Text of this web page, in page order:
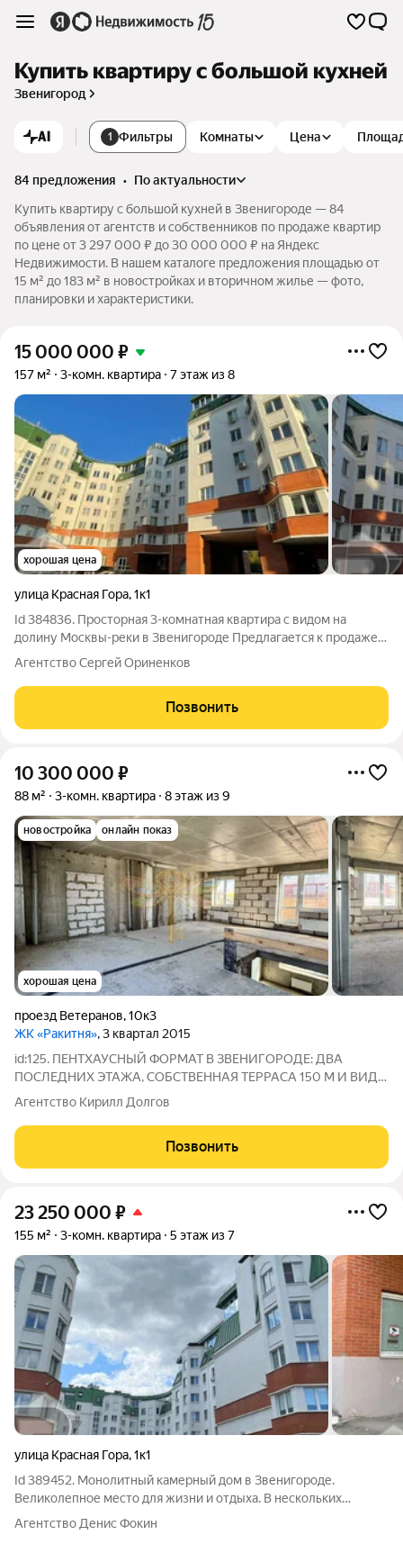
Купить квартиру с большой кухней
Звенигород
AI 1 Фильтры Комнаты Цена
84 предложения •
по актуальности
Купить квартиру с большой кухней в Звенигороде — 84
объявления от агентств и собственников по продаже квартир
по цене от 3 297 000 ₽ до 30 000 000 ₽ на Яндекс
Недвижимости. В нашем каталоге предложения площадью от
15 м² до 183 м² в новостройках и вторичном жилье — фото,
планировки и характеристики.
15 000 000 ₽
157 м² 3-комн. квартира 7 этаж из 8
хорошая цена
улица Красная Гора,1к1
Id 384836. Просторная 3-комнатная квартира с видом на
долину Москвы-реки в Звенигороде Предлагается к продаже
просторная 3-комнатная квартира площадью 157 м в
монолитном доме 2008 года постройки, расположенном в
историческом центре Звенигорода.
Агентство Сергей Ориненков
Позвонить
10 300 000 ₽
88 м² 3-комн. квартира 8 этаж из 9
новостройка онлайн показ
хорошая цена
проезд Ветеранов,10к3
ЖК «Ракитня», 3 квартал 2015
id:125. ПЕНТХАУСНЫЙ ФОРМАТ В ЗВЕНИГОРОДЕ: ДВА
ПОСЛЕДНИХ ЭТАЖА, СОБСТВЕННАЯ ТЕРРАСА 150 М И ВИД
НА ЛЕС Московская область, г. Звенигород, мкр. Ракитня,
проезд Ветеранов, д. 10, корп. 3 В продаже действительно
Агентство Кирилл Долгов
Позвонить
23 250 000 ₽
155 м² 3-комн. квартира 5 этаж из 7
улица Красная Гора,1к1
Id 389452. Монолитный камерный дом в Звенигороде.
Великолепное место для жизни и отдыха. В нескольких
минутах ходьбы главная улица города с ее магазинами, кафе,
лавками и остановка автобуса до Москвы. С другой стороны
Агентство Денис Фокин